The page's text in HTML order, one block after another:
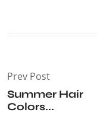
Prev Post
Summer Hair
Colors...